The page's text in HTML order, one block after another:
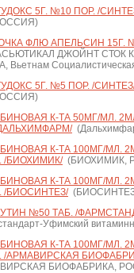
5Г. №10 ПОР. /
ФЛЮ АПЕЛЬСИН 15Г.
ДЖОЙНТ СТОК
Вьетнам
5Г. №5 ПОР. /
К-ТА 50МГ/МЛ.
К-ТА 100МГ/МЛ.
/БИОХИМИК/(БИОХИМИК,
К-ТА 100МГ/МЛ.
/БИОСИНТЕЗ/
№50 ТАБ. /
Уфимский
К-ТА 100МГ/МЛ.
/АРМАВИРСКАЯ
БИОФАБРИКА,